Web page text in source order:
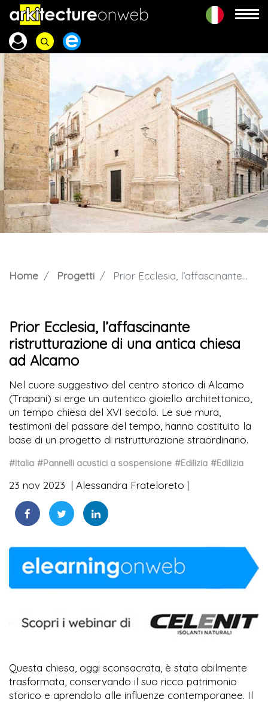
Home Progetti Prior Ecclesia, l’affascinante ristrutturazione di una antica chiesa ad Alcamo
Prior Ecclesia, l’affascinante
ristrutturazione di una antica chiesa
ad Alcamo
Nel cuore suggestivo del centro storico di Alcamo
(Trapani) si erge un autentico gioiello architettonico,
un tempo chiesa del XVI secolo. Le sue mura,
testimoni del passare del tempo, hanno costituito la
base di un progetto di ristrutturazione straordinario.
#Italia #Pannelli acustici a sospensione #Edilizia #Edilizia
23 nov 2023 Alessandra Frateloreto
Questa chiesa, oggi sconsacrata, è stata abilmente
trasformata, conservando il suo ricco patrimonio
storico e aprendolo alle influenze contemporanee. Il